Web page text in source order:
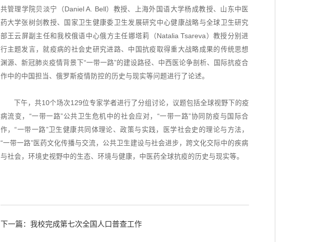
共管理学院贝淡宁（Daniel A. Bell）教授、上海外国语大学杨成教授、山东中医
药大学张树剑教授、国家卫生健康委卫生发展研究中心健康战略与全球卫生研究
部王云屏副主任和我校俄语中心俄方主任娜塔莉（Natalia Tsareva）教授分别进
行主题发言，就疫病的社会史研究进路、中国抗疫取得重大战略成果的传统思想
渊源、新冠肺炎疫情背景下“一带一路”的建设路径、中西医论争剖析、国际抗疫合
作中的中国担当、俄罗斯疫情防控的历史与现实等问题进行了论述。
下午，共10个场次129位专家学者进行了分组讨论，议题包括全球视野下的疫
病流变，“一带一路”公共卫生危机中的社会应对，“一带一路”协同防疫与国际合
作，“一带一路”卫生健康共同体理论、政策与实践，医学社会史的理论与方法，
“一带一路”医药文化传播与交流，公共卫生建设与社会进步，跨文化交际中的疾病
与社会，环境史视野中的生态、环境与健康，中医药全球抗疫的历史与现实等。
下一篇：我校完成第七次全国人口普查工作